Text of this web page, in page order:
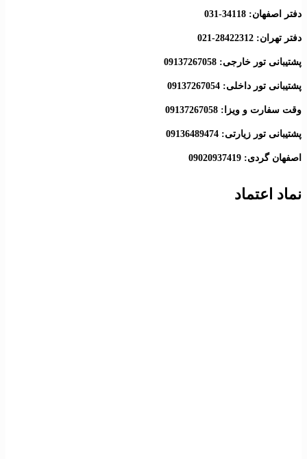
09137267058
09137267054
09136489474